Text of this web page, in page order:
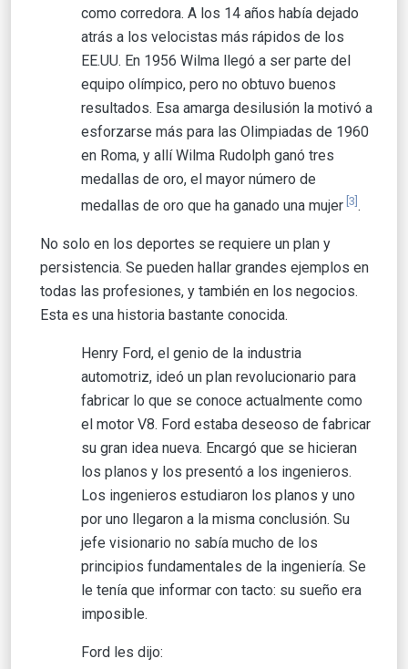
como corredora. A los 14 años había dejado
atrás a los velocistas más rápidos de los
EE.UU. En 1956 Wilma llegó a ser parte del
equipo olímpico, pero no obtuvo buenos
resultados. Esa amarga desilusión la motivó a
esforzarse más para las Olimpiadas de 1960
en Roma, y allí Wilma Rudolph ganó tres
medallas de oro, el mayor número de
medallas de oro que ha ganado una mujer [3].
No solo en los deportes se requiere un plan y
persistencia. Se pueden hallar grandes ejemplos en
todas las profesiones, y también en los negocios.
Esta es una historia bastante conocida.
Henry Ford, el genio de la industria
automotriz, ideó un plan revolucionario para
fabricar lo que se conoce actualmente como
el motor V8. Ford estaba deseoso de fabricar
su gran idea nueva. Encargó que se hicieran
los planos y los presentó a los ingenieros.
Los ingenieros estudiaron los planos y uno
por uno llegaron a la misma conclusión. Su
jefe visionario no sabía mucho de los
principios fundamentales de la ingeniería. Se
le tenía que informar con tacto: su sueño era
imposible.
Ford les dijo: